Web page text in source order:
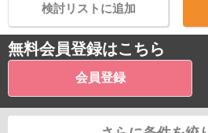
検討リストに追加
無料会員登録はこちら
会員登録